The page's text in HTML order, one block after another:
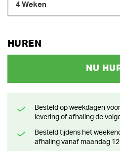
HUREN
NU
Besteld op weekdagen voor 13 uur? Klaar voor
levering of afhaling de
Besteld tijdens het weekend? Klaar voor levering of
afhaling vanaf maandag